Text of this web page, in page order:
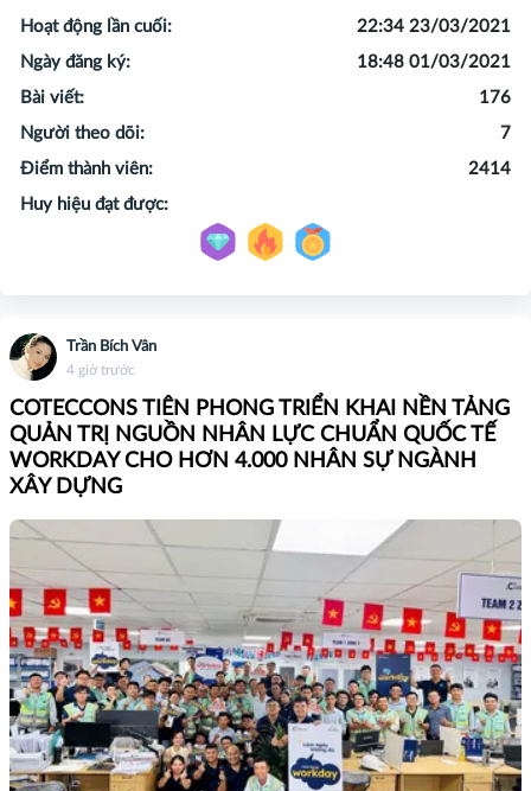
Trần Bích Vân
4 giờ trước
COTECCONS TIÊN PHONG TRIỂN KHAI NỀN TẢNG
QUẢN TRỊ NGUỒN NHÂN LỰC CHUẨN QUỐC TẾ
WORKDAY CHO HƠN 4.000 NHÂN SỰ NGÀNH
XÂY DỰNG
Hoạt động lần cuối:
22:34 23/03/2021
Ngày đăng ký:
18:48 01/03/2021
Bài viết:
176
Người theo dõi:
7
Điểm thành viên:
2414
Huy hiệu đạt được: